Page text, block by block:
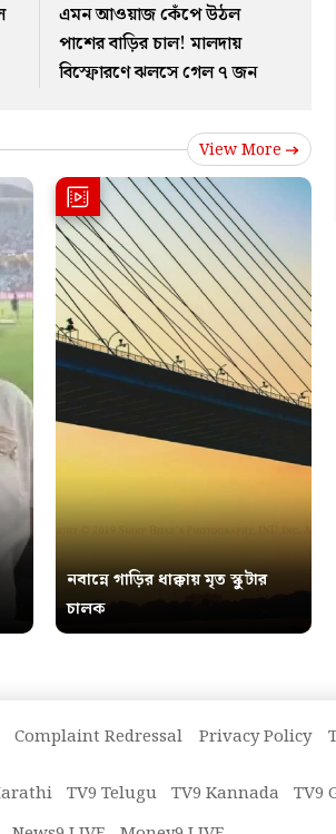
এমন আওয়াজ কেঁপে উঠল
পাশের বাড়ির চাল! মালদায়
বিস্ফোরণে ঝলসে গেল ৭ জন
View More
নবান্নে গাড়ির ধাক্কায় মৃত স্কুটার
চালক
Complaint Redressal Privacy Policy
TV9 Telugu TV9 Kannada TV9